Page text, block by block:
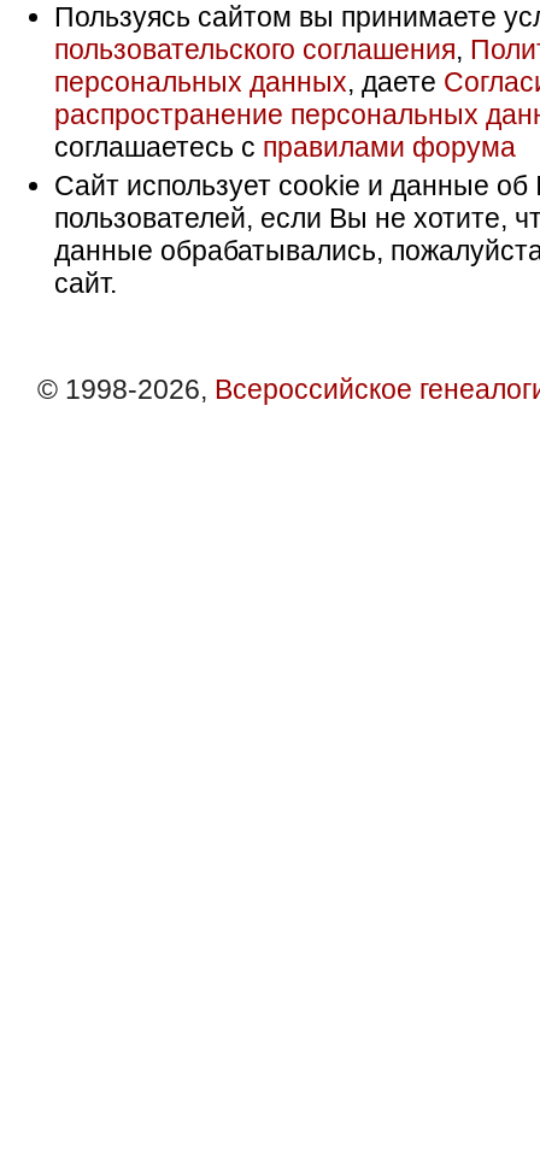
Пользуясь сайтом вы принимаете
пользовательского соглашения,
персональных данных, даете
распространение персональных
соглашаетесь с правилами форума
Сайт использует cookie и данные об
пользователей, если Вы не хотите,
данные обрабатывались,
сайт.
© 1998-2026, Всероссийское